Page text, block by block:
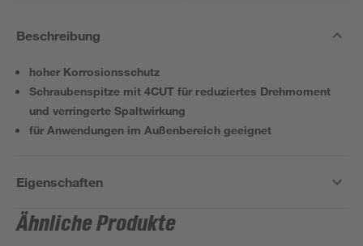
Beschreibung
hoher Korrosionsschutz
Schraubenspitze mit 4CUT für reduziertes Drehmoment
und verringerte Spaltwirkung
für Anwendungen im Außenbereich geeignet
Eigenschaften
Ähnliche Produkte